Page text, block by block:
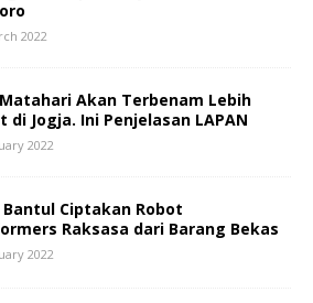
2022
Akan Terbenam Lebih
di Jogja. Ini Penjelasan LAPAN
2022
Ciptakan Robot
Raksasa dari Barang Bekas
2022